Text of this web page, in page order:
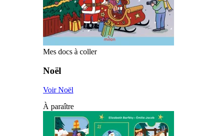
Mes docs à coller
Noël
Voir Noël
À paraître